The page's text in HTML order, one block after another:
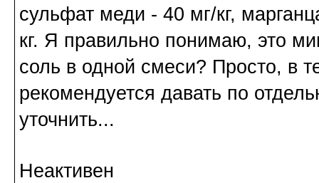
сульфат меди - 40 мг/кг,
кг. Я правильно понимаю, это
соль в одной смеси? Просто, в
рекомендуется давать по
уточнить...
Неактивен